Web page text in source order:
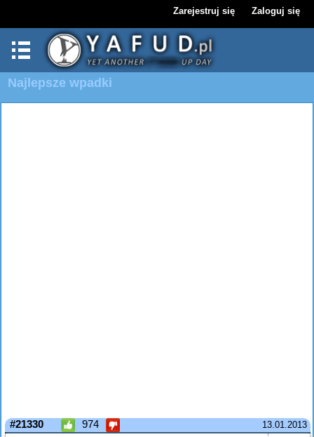
Zarejestruj się Zaloguj się
Najlepsze wpadki
13.01.2013
#21330 974